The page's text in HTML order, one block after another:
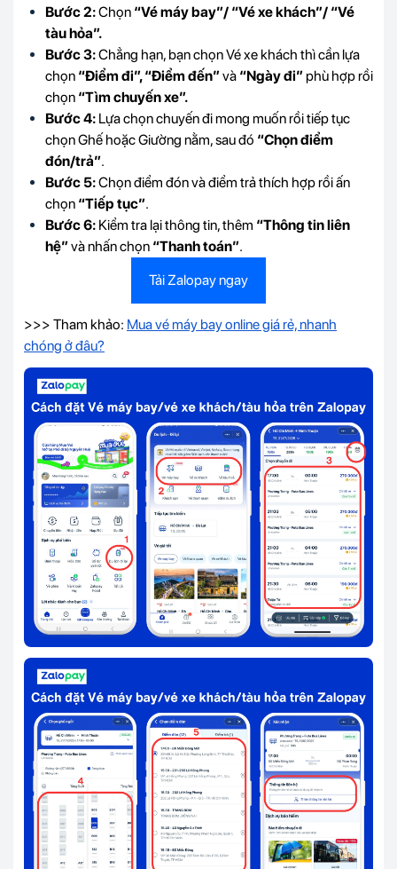
Bước 2:Chọn “Vé máy bay”/ “Vé xe khách”/ “Vé
tàu hỏa”.
Bước 3:Chẳng hạn, bạn chọn Vé xe khách thì cần lựa
chọn “Điểm đi”, “Điểm đến” và “Ngày đi” phù hợp rồi
chọn “Tìm chuyến xe”.
Bước 4: Lựa chọn chuyến đi mong muốn rồi tiếp tục
chọn Ghế hoặc Giường nằm, sau đó “Chọn điểm
đón/trả”.
Bước 5:Chọn điểm đón và điểm trả thích hợp rồi ấn
chọn “Tiếp tục”.
Bước 6: Kiểm tra lại thông tin, thêm “Thông tin liên
hệ” và nhấn chọn “Thanh toán”.
Tải Zalopay ngay
>>> Tham khảo: Mua vé máy bay online giá rẻ, nhanh
chóng ở đâu?